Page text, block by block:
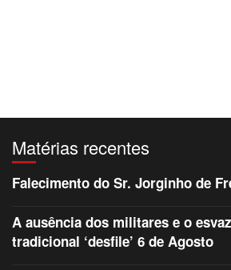
Matérias recentes
Falecimento do Sr. Jorginho de
A ausência dos militares e o
tradicional ‘desfile’ 6 de Agosto